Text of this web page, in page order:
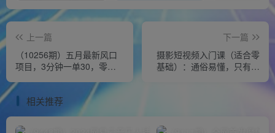
上一篇
（10256期）五月最新风口
项目，3分钟一单30，零成
下一篇
摄影短视频入门课（适合零
基础）：通俗易懂，只有干
相关推荐